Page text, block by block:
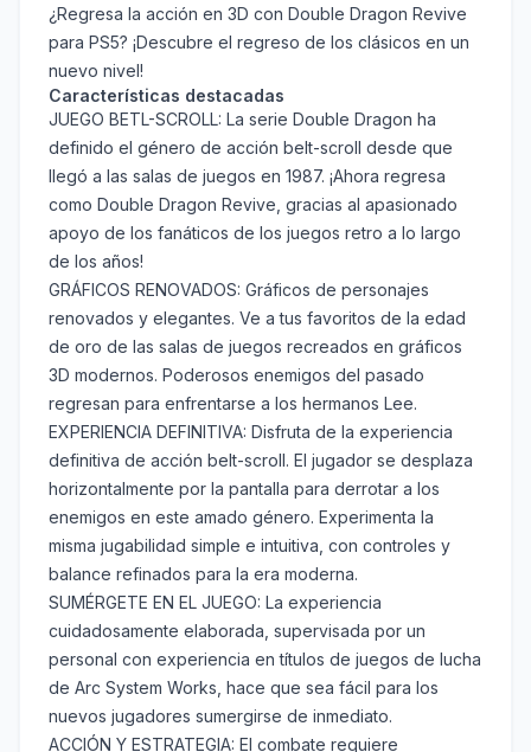
¿Regresa la acción en 3D con Double Dragon Revive
para PS5? ¡Descubre el regreso de los clásicos en un
nuevo nivel!
Características destacadas
JUEGO BETL-SCROLL: La serie Double Dragon ha
definido el género de acción belt-scroll desde que
llegó a las salas de juegos en 1987. ¡Ahora regresa
como Double Dragon Revive, gracias al apasionado
apoyo de los fanáticos de los juegos retro a lo largo
de los años!
GRÁFICOS RENOVADOS: Gráficos de personajes
renovados y elegantes. Ve a tus favoritos de la edad
de oro de las salas de juegos recreados en gráficos
3D modernos. Poderosos enemigos del pasado
regresan para enfrentarse a los hermanos Lee.
EXPERIENCIA DEFINITIVA: Disfruta de la experiencia
definitiva de acción belt-scroll. El jugador se desplaza
horizontalmente por la pantalla para derrotar a los
enemigos en este amado género. Experimenta la
misma jugabilidad simple e intuitiva, con controles y
balance refinados para la era moderna.
SUMÉRGETE EN EL JUEGO: La experiencia
cuidadosamente elaborada, supervisada por un
personal con experiencia en títulos de juegos de lucha
de Arc System Works, hace que sea fácil para los
nuevos jugadores sumergirse de inmediato.
ACCIÓN Y ESTRATEGIA: El combate requiere